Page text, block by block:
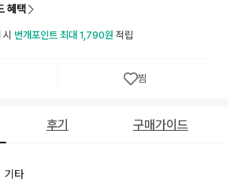
혜택
번개포인트 최대 1,790원 적립
찜
후기 구매가이드
기타